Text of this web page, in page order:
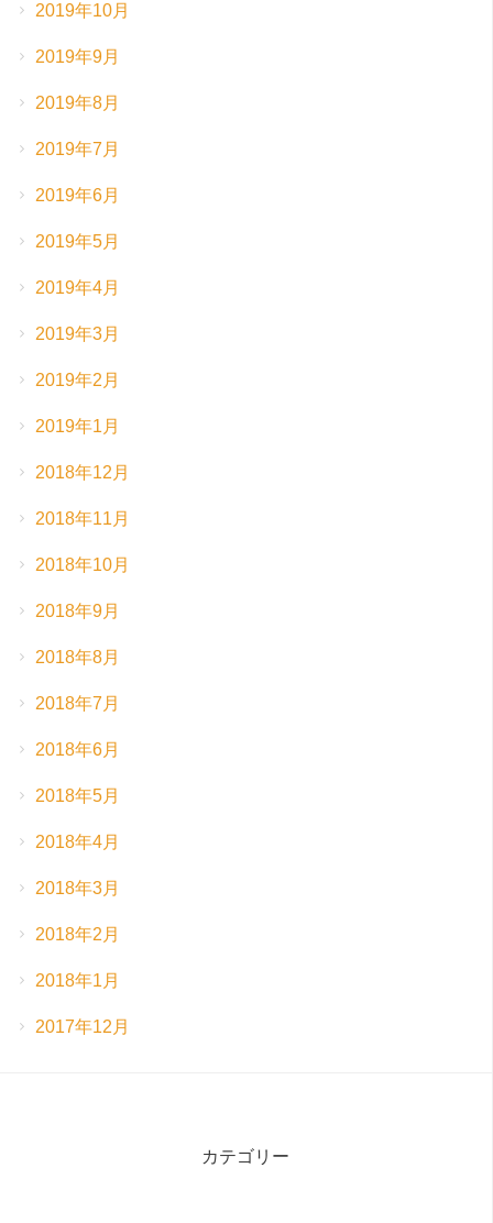
2019年10月
2019年9月
2019年8月
2019年7月
2019年6月
2019年5月
2019年4月
2019年3月
2019年2月
2019年1月
2018年12月
2018年11月
2018年10月
2018年9月
2018年8月
2018年7月
2018年6月
2018年5月
2018年4月
2018年3月
2018年2月
2018年1月
2017年12月
カテゴリー